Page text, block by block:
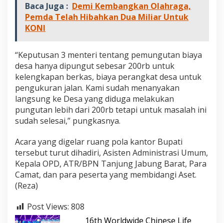
Baca Juga : Demi Kembangkan Olahraga,
Pemda Telah Hibahkan Dua Miliar Untuk
KONI
“Keputusan 3 menteri tentang pemungutan biaya
desa hanya dipungut sebesar 200rb untuk
kelengkapan berkas, biaya perangkat desa untuk
pengukuran jalan. Kami sudah menanyakan
langsung ke Desa yang diduga melakukan
pungutan lebih dari 200rb tetapi untuk masalah ini
sudah selesai,” pungkasnya.
Acara yang digelar ruang pola kantor Bupati
tersebut turut dihadiri, Asisten Administrasi Umum,
Kepala OPD, ATR/BPN Tanjung Jabung Barat, Para
Camat, dan para peserta yang membidangi Aset.
(Reza)
Post Views: 808
16th Worldwide Chinese Life